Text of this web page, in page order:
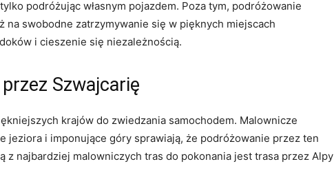
podróżując własnym ​pojazdem. ​Poza tym, podróżowanie
na swobodne ​zatrzymywanie się w pięknych miejscach
i cieszenie się ​niezależnością.
Szwajcarię
krajów do zwiedzania ⁣samochodem. Malownicze
jeziora i imponujące góry sprawiają, że podróżowanie przez ten
z najbardziej malowniczych tras do pokonania⁢ jest trasa przez Alpy